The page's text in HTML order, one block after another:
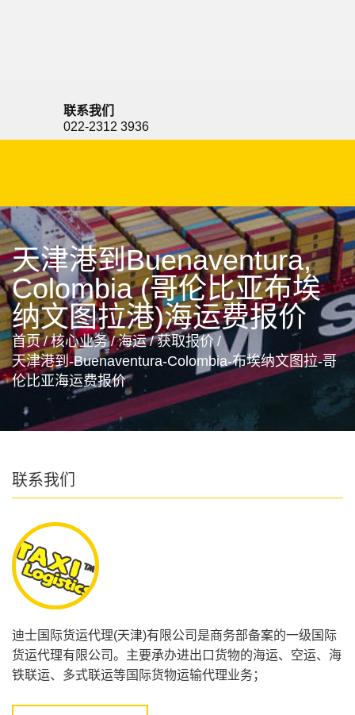
联系我们
022-2312 3936
天津港到Buenaventura,
Colombia (哥伦比亚布埃
纳文图拉港)海运费报价
首页 / 核心业务 / 海运 / 获取报价 /
天津港到-Buenaventura-Colombia-布埃纳文图拉-哥
伦比亚海运费报价
联系我们
迪士国际货运代理(天津)有限公司是商务部备案的一级国际
货运代理有限公司。主要承办进出口货物的海运、空运、海
铁联运、多式联运等国际货物运输代理业务；